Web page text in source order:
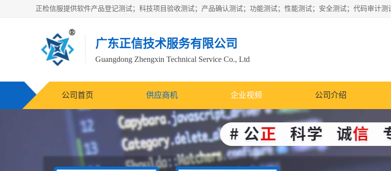
广东正信技术服务有限公司
Guangdong Zhengxin Technical Service Co., Ltd
公司首页 供应商机 企业视频 公司介绍